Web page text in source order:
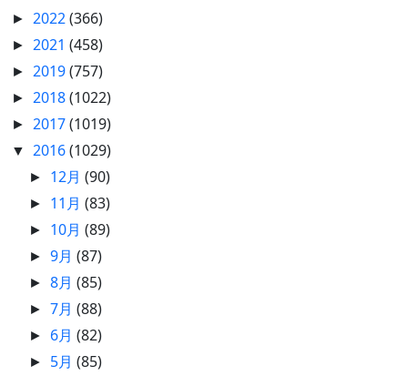
► 2022(366)
► 2021 (458)
► 2019(757)
► 2018(1022)
► 2017(1019)
▼ 2016(1029)
► 12月(90)
► 11月(83)
► 10月(89)
►9月(87)
►8月(85)
►7月(88)
► 6月(82)
► 5月(85)